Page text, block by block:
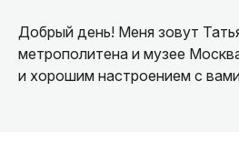
Добрый день! Меня зовут
метрополитена и музее
и хорошим настроением с